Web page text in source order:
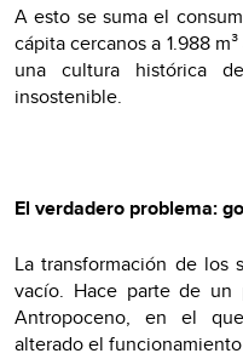
A esto se suma el
cápita cercanos a 1.988
una cultura histórica
insostenible.
El verdadero problema:
La transformación de los
vacío. Hace parte de un
Antropoceno, en el
alterado el